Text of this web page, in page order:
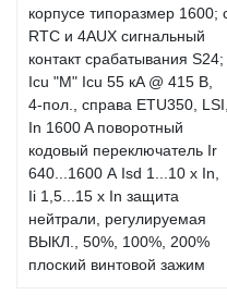
корпусе типоразмер 1600;
RTC и 4AUX сигнальный
контакт срабатывания S24;
Icu "M" Icu 55 кA @ 415 В,
4-пол., справа ETU350, LSI,
In 1600 A поворотный
кодовый переключатель Ir
640...1600 А Isd 1...10 x In,
Ii 1,5...15 x In защита
нейтрали, регулируемая
ВЫКЛ., 50%, 100%, 200%
плоский винтовой зажим